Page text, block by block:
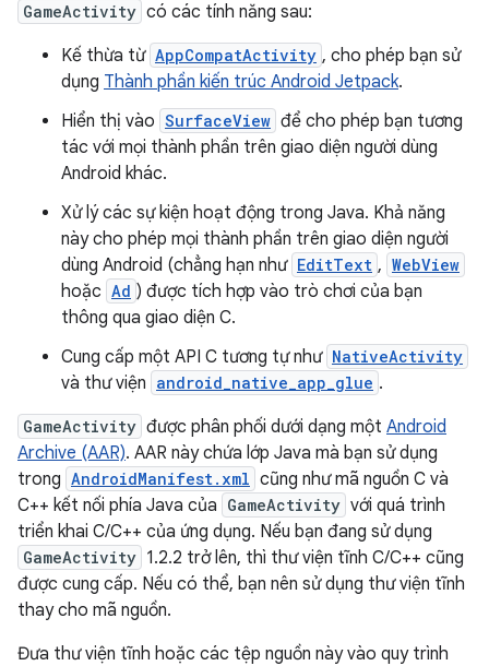
GameActivity có các tính năng sau:
Kế thừa từ AppCompatActivity , cho phép bạn sử
dụng Thành phần kiến trúc Android Jetpack.
Hiển thị vào SurfaceView để cho phép bạn tương
tác với mọi thành phần trên giao diện người dùng
Android khác.
Xử lý các sự kiện hoạt động trong Java. Khả năng
này cho phép mọi thành phần trên giao diện người
dùng Android (chẳng hạn như EditText , WebView
hoặc Ad ) được tích hợp vào trò chơi của bạn
thông qua giao diện C.
Cung cấp một API C tương tự như NativeActivity
và thư viện android_native_app_glue .
GameActivity được phân phối dưới dạng một Android
Archive (AAR). AAR này chứa lớp Java mà bạn sử dụng
trong AndroidManifest.xml cũng như mã nguồn C và
C++ kết nối phía Java của GameActivity với quá trình
triển khai C/C++ của ứng dụng. Nếu bạn đang sử dụng
GameActivity 1.2.2 trở lên, thì thư viện tĩnh C/C++ cũng
được cung cấp. Nếu có thể, bạn nên sử dụng thư viện tĩnh
thay cho mã nguồn.
Đưa thư viện tĩnh hoặc các tệp nguồn này vào quy trình